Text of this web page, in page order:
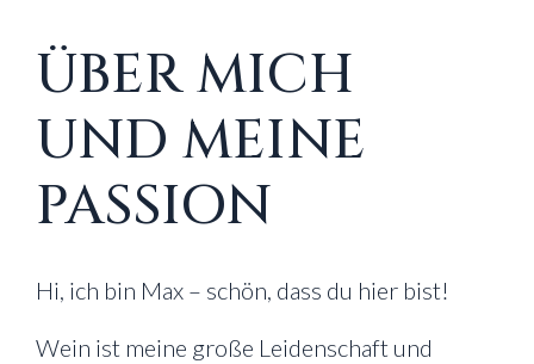
ÜBER MICH
UND MEINE
PASSION
Hi, ich bin Max – schön, dass du hier bist!
Wein ist meine große Leidenschaft und